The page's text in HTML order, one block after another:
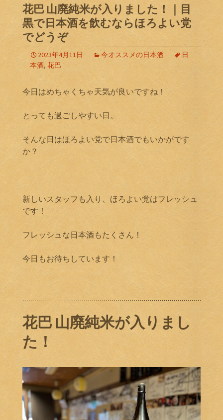
花巴 山廃純米が入りました！｜目
黒で日本酒を飲むならほろよい党
でどうぞ
2023年4月11日 今オススメの日本酒
日
本酒, 花巴
今日はめちゃくちゃ天気が良いですね！
とっても過ごしやすい日。
そんな日はほろよい党で日本酒でもいかがです
か？
新しいスタッフも入り、ほろよい党はフレッシュ
です！
フレッシュな日本酒もたくさん！
今日もお待ちしています！
花巴 山廃純米が入りまし
た！